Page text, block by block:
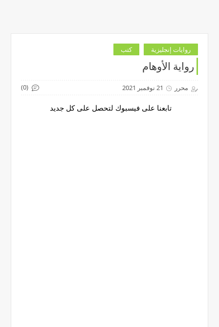
روايات إنجليزية كتب
رواية الأوهام
محرر 21 نوفمبر 2021 (0)
تابعنا على فيسبوك لتحصل على كل جديد